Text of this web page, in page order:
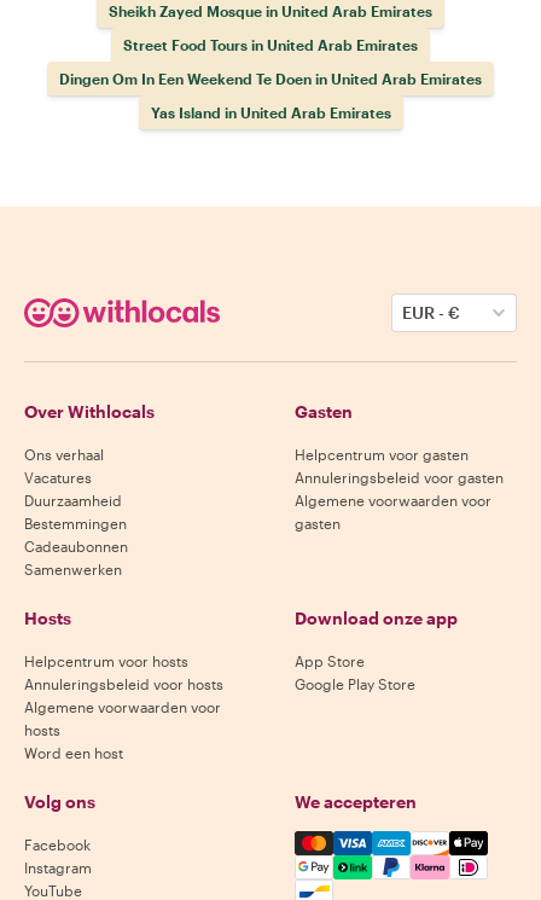
Sheikh Zayed Mosque in United Arab Emirates
Street Food Tours in United Arab Emirates
Dingen Om In Een Weekend Te Doen in United Arab Emirates
Yas Island in United Arab Emirates
EUR-€
Over Withlocals
Ons verhaal
Vacatures
Duurzaamheid
Bestemmingen
Cadeaubonnen
Samenwerken
Gasten
Helpcentrum voor gasten
Annuleringsbeleid voor gasten
Algemene voorwaarden voor
gasten
Hosts
Helpcentrum voor hosts
Annuleringsbeleid voor hosts
Algemene voorwaarden voor
hosts
Word een host
Download onze app
App Store
Google Play Store
Volg ons
Facebook
Instagram
YouTube
We accepteren
Mastercard, Visa, Amex,